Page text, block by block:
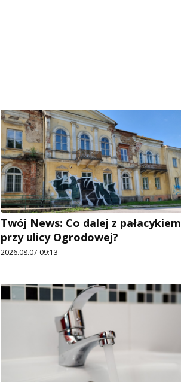
Twój News: Co dalej z pałacykiem
przy ulicy Ogrodowej?
2026.08.07 09:13